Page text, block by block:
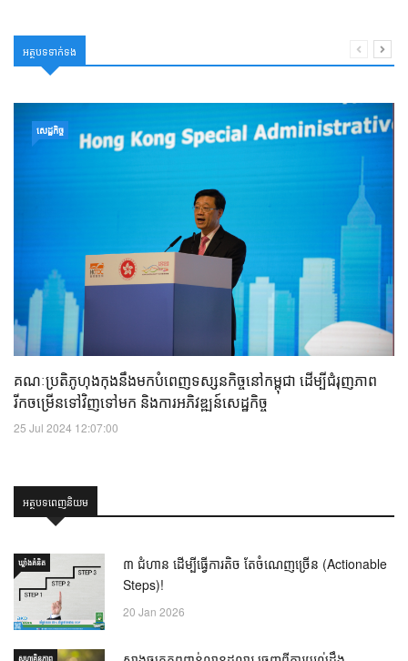
អត្ថបទទាក់ទង
សេដ្ឋកិច្ច
គណៈប្រតិភូហុងកុងនឹងមកបំពេញទស្សនកិច្ចនៅកម្ពុជា ដើម្បីជំរុញភាព
រីកចម្រើនទៅវិញទៅមក និងការអភិវឌ្ឍន៍សេដ្ឋកិច្ច
25 Jul 2024 12:07:00
អត្ថបទពេញនិយម
ឃ្លាំង​គំនិត
៣ ជំហាន ដើម្បីធ្វើការតិច តែចំណេញច្រើន (Actionable
Steps)!
20 Jan 2026
សហគ្រិនភាព